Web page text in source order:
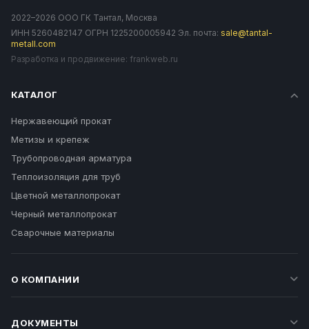
2022–2026 ООО ГК Тантал, Москва
ИНН 5260482147 ОГРН 1225200005942 Эл. почта: sale@tantal-
metall.com
Разработка и продвижение: frankweb.ru
КАТАЛОГ
Нержавеющий прокат
Метизы и крепеж
Трубопроводная арматура
Теплоизоляция для труб
Цветной металлопрокат
Черный металлопрокат
Сварочные материалы
О КОМПАНИИ
ДОКУМЕНТЫ